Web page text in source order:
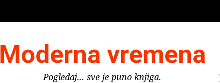
Moderna vremena
Pogledaj... sve je puno knjiga.